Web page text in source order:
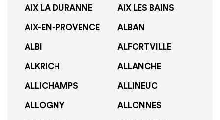
AIX LA DURANNE AIX LES BAINS
AIX-EN-PROVENCE ALBAN
ALBI ALFORTVILLE
ALKRICH ALLANCHE
ALLICHAMPS ALLINEUC
ALLOGNY ALLONNES